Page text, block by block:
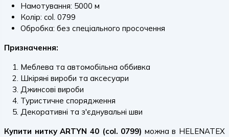
Намотування: 5000 м
Колір: col. 0799
Обробка: без спеціального просочення
Призначення:
Меблева та автомобільна оббивка
Шкіряні вироби та аксесуари
Джинсові вироби
Туристичне спорядження
Декоративні та з'єднувальні шви
Купити нитку ARTYN 40 (col. 0799) можна в HELENATEX